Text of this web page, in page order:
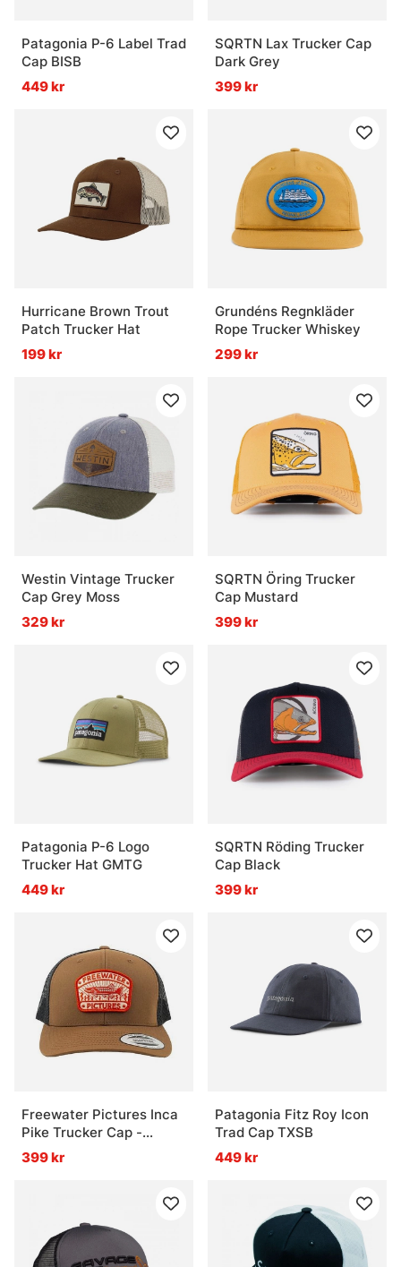
Patagonia P-6 Label Trad
Cap BISB
449 kr
SQRTN Lax Trucker Cap
Dark Grey
399 kr
Hurricane Brown Trout
Patch Trucker Hat
199 kr
Grundéns Regnkläder
Rope Trucker Whiskey
299 kr
Westin Vintage Trucker
Cap Grey Moss
329 kr
SQRTN Öring Trucker
Cap Mustard
399 kr
Patagonia P-6 Logo
Trucker Hat GMTG
449 kr
SQRTN Röding Trucker
Cap Black
399 kr
Freewater Pictures Inca
Pike Trucker Cap -
Brown/Black
399 kr
Patagonia Fitz Roy Icon
Trad Cap TXSB
449 kr